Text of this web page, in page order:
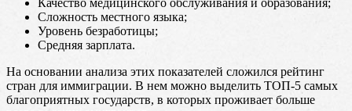
Сложность местного языка;
Уровень безработицы;
Средняя зарплата.
На основании анализа этих показателей сложился рейтинг
стран для иммиграции. В нем можно выделить ТОП-5 самых
благоприятных государств, в которых проживает больше